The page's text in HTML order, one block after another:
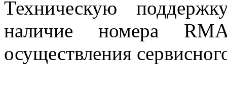
Техническую
наличие номера
осуществления